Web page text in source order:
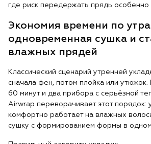
где риск передержать прядь особенно
Экономия времени по
одновременная сушка и
влажных прядей
Классический сценарий утренней
сначала фен, потом плойка или
60 минут и два прибора с серьёзной
Airwrap переворачивает этот порядок:
комфортно работает на влажных
сушку с формированием формы в